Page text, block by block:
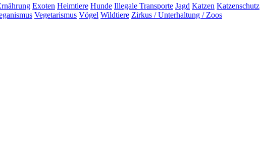
Exoten Heimtiere Hunde Illegale Transporte Jagd Katzen Katzenschutz
Vegetarismus Vögel Wildtiere Zirkus / Unterhaltung / Zoos